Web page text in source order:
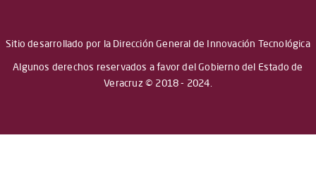
Sitio desarrollado por la Dirección General de Innovación Tecnológica
Algunos derechos reservados a favor del Gobierno del Estado de
Veracruz © 2018 - 2024.